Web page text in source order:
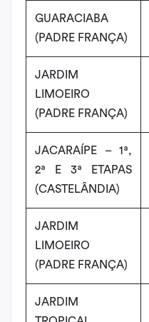
GUARACIABA
(PADRE FRANÇA)
JARDIM
LIMOEIRO
(PADRE FRANÇA)
JACARAÍPE – 1ª,
2ª E 3ª ETAPAS
(CASTELÂNDIA)
JARDIM
LIMOEIRO
(PADRE FRANÇA)
JARDIM